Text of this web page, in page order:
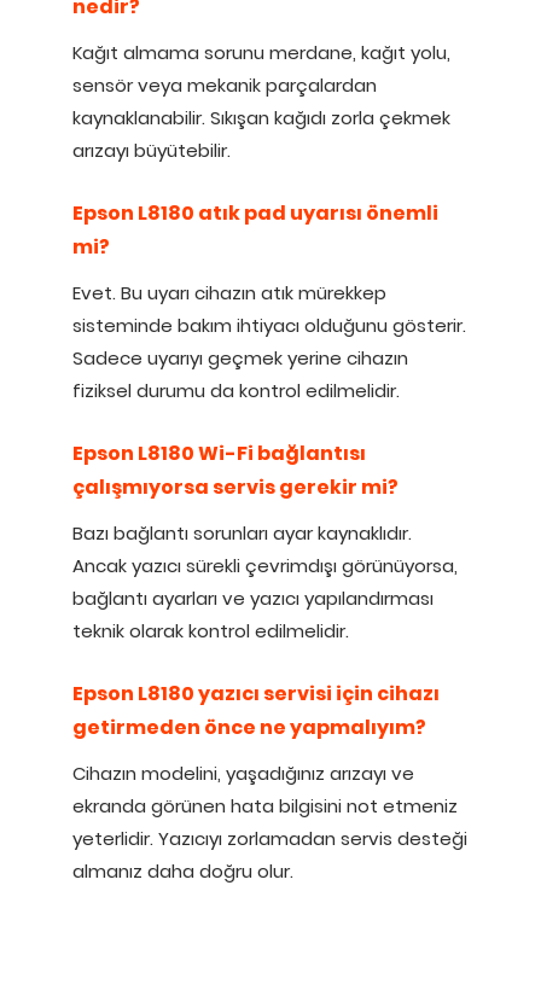
nedir?
Kağıt almama sorunu merdane, kağıt yolu,
sensör veya mekanik parçalardan
kaynaklanabilir. Sıkışan kağıdı zorla çekmek
arızayı büyütebilir.
Epson L8180 atık pad uyarısı önemli
mi?
Evet. Bu uyarı cihazın atık mürekkep
sisteminde bakım ihtiyacı olduğunu gösterir.
Sadece uyarıyı geçmek yerine cihazın
fiziksel durumu da kontrol edilmelidir.
Epson L8180 Wi-Fi bağlantısı
çalışmıyorsa servis gerekir mi?
Bazı bağlantı sorunları ayar kaynaklıdır.
Ancak yazıcı sürekli çevrimdışı görünüyorsa,
bağlantı ayarları ve yazıcı yapılandırması
teknik olarak kontrol edilmelidir.
Epson L8180 yazıcı servisi için cihazı
getirmeden önce ne yapmalıyım?
Cihazın modelini, yaşadığınız arızayı ve
ekranda görünen hata bilgisini not etmeniz
yeterlidir. Yazıcıyı zorlamadan servis desteği
almanız daha doğru olur.